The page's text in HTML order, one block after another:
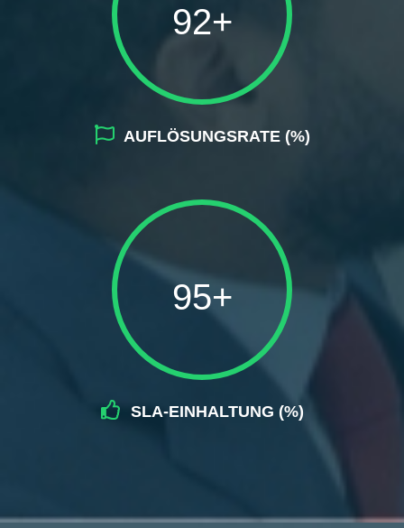
92+
AUFLÖSUNGSRATE (%)
95+
SLA-EINHALTUNG (%)